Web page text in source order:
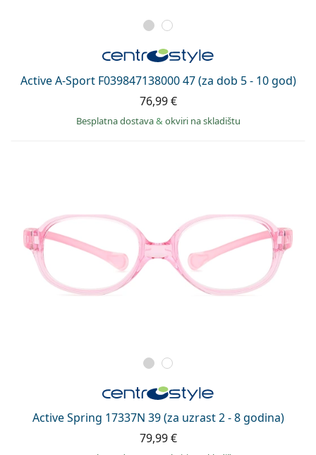
Active A-Sport F039847138000 47 (za dob 5 - 10 god)
76,99 €
Besplatna dostava& okviri na skladištu
Active Spring 17337N 39 (za uzrast 2 - 8 godina)
79,99 €